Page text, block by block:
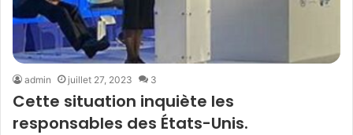
admin juillet 27, 2023 3
Cette situation inquiète les
responsables des États-Unis.